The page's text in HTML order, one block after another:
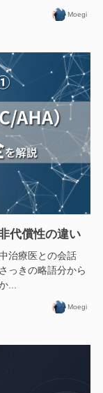
Moegi
代償性の違い
治療医との会話
っきの略語分から
...
Moegi